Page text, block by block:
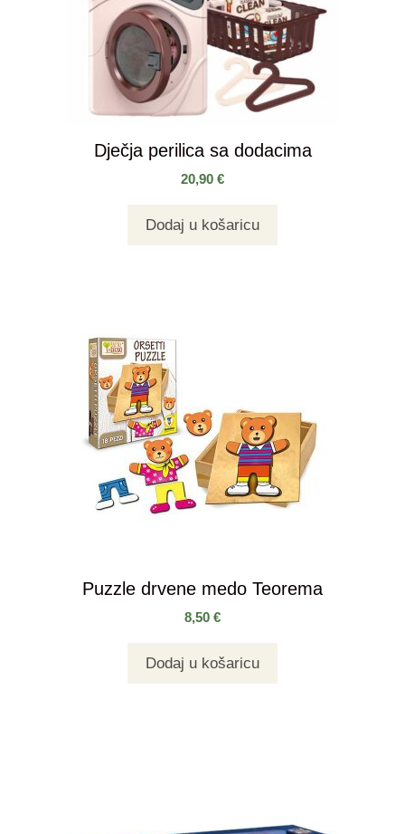
Dječja perilica sa dodacima
20,90 €
Dodaj u košaricu
Puzzle drvene medo Teorema
8,50 €
Dodaj u košaricu